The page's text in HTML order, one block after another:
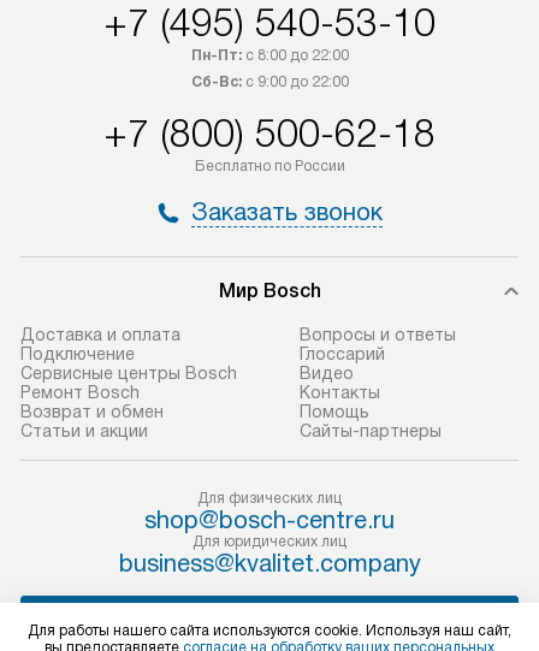
интересен товар «Под заказ»,
обсудите возможность его
приобретения с менеджером сайта.
доставляются бесплатно
по Москве в пределах МКАД,
не предусмотрена.
доставки доставит упакованный
прибор до двери или прихожей.
Если необходимо переместить
прибор до места установки,
пожалуйста, предварительно
уточните это с менеджером.
дополнительная плата. Важно
учитывать, что если размеры
прибора не позволяют ему пройти
демонтировать дверцы, ручки или
по монтажу
материалы.
установленной
монтаж техники
+7 (495) 540-53-10
Пн-Пт:с 8:00 до 22:00
Сб-Вс:с 9:00 до 22:00
+7 (800) 500-62-18
Бесплатно по России
Заказать звонок
Мир Bosch
Доставка и оплата
Подключение
Сервисные центры Bosch
Ремонт Bosch
Возврат и обмен
Статьи и акции
Вопросы и ответы
Глоссарий
Видео
Контакты
Помощь
Сайты-партнеры
Для физических лиц
shop@bosch-centre.ru
Для юридических лиц
business@kvalitet.company
Для работы нашего сайта используются cookie. Используя наш сайт,
вы предоставляете согласие на обработку ваших персональных